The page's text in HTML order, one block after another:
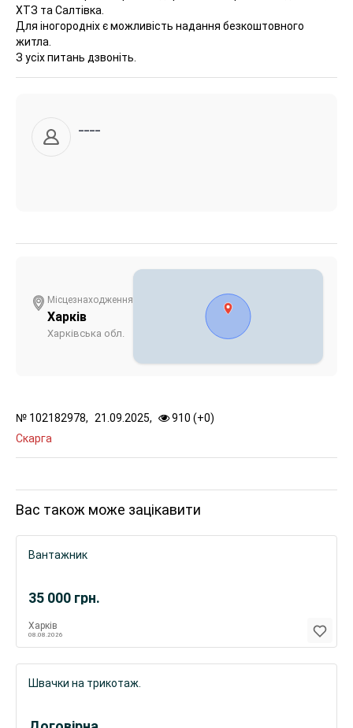
ХТЗ та Салтівка.
Для іногородніх є можливість надання безкоштовного
житла.
З усіх питань дзвоніть.
№ 102182978, 21.09.2025, 910 (+0)
Скарга
Місцезнаходження
Харків
Харківська обл.
Вас також може зацікавити
35 000 грн.
Вантажник
Харків
08.08.2026
Швачки на трикотаж.